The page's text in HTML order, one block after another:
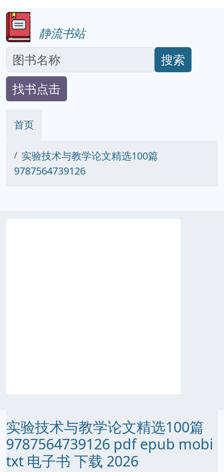
静流书站
搜索
找书点击
首页
实验技术与教学论文精选100篇
9787564739126
实验技术与教学论文精选100篇
9787564739126 pdf epub mobi
txt 电子书 下载 2026